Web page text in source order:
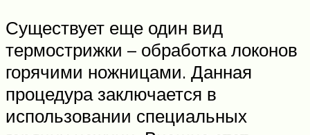
Существует еще один вид
термострижки – обработка локонов
горячими ножницами. Данная
процедура заключается в
использовании специальных